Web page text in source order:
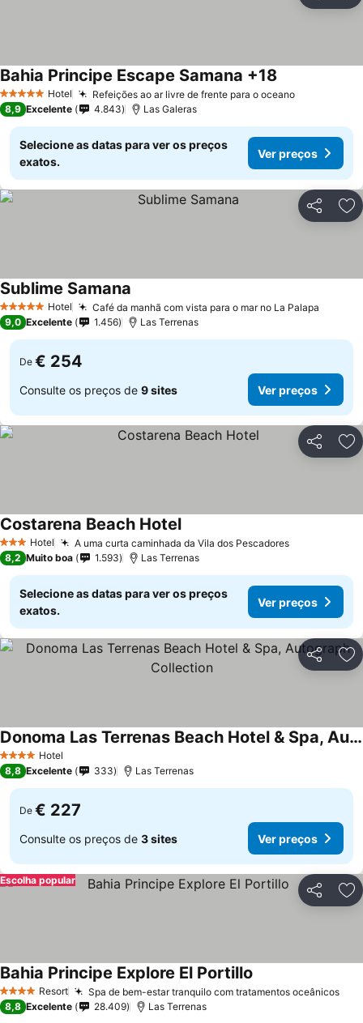
5 Estrelas Hotel Refeições ao ar livre de frente para o oceanoVer preços
Bahia Principe Escape Samana +18
8,9 Excelente 4.843 Las Galeras
Selecione as datas para ver os preços
exatos.
Ver preços
Partilhar
5 Estrelas Hotel Café da manhã com vista para o mar no La Palapa
Sublime Samana
9,0 Excelente 1.456 Las Terrenas
De € 254
Consulte os preços de 9 sites Ver preços
Partilhar
3 EstrelasHotel A uma curta caminhada da Vila dos PescadoresVer preços
Costarena Beach HotelVer preços
8,2 Muito boa 1.593 Las Terrenas
Selecione as datas para ver os preços
exatos.
Ver preços
Partilhar
4 EstrelasHotel
Donoma Las Terrenas Beach Hotel & Spa, Autograph Collection
Ver preços
8,8 Excelente 333 Las Terrenas
De € 227
Consulte os preços de 3 sites Ver preços
Partilhar
Escolha popular
4 EstrelasResort Spa de bem-estar tranquilo com tratamentos oceânicos
Bahia Principe Explore El Portillo
8,8 Excelente 28.409 Las Terrenas